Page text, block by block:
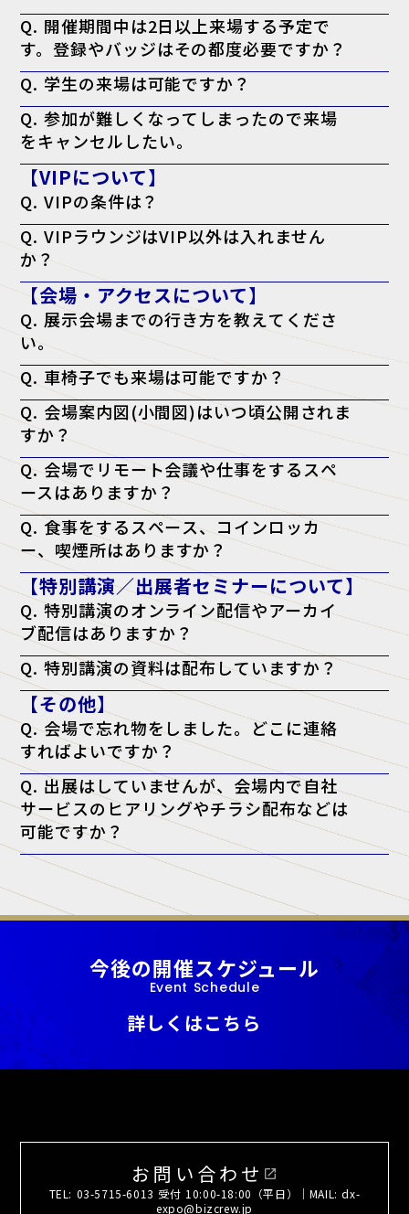
いたします。
Q. 開催期間中は2日以上来場する予定で
す。登録やバッジはその都度必要ですか？
て何度でもご入場いただけます。
Q. 学生の来場は可能ですか？
中の方や、業界への就職をご検討中の学生の方はご来場いただけます。
Q. 参加が難しくなってしまったので来場
をキャンセルしたい。
て結構です。
【VIPについて】
Q. VIPの条件は？
ている方が対象となります。
Q. VIPラウンジはVIP以外は入れません
か？
A. はい。ただし、VIPの同行者の方はご一緒に利用される場合のみ可能
です。
【会場・アクセスについて】
Q. 展示会場までの行き方を教えてくださ
い。
A. アクセスページよりご確認ください。
アクセスページはこちら
Q. 車椅子でも来場は可能ですか？
A. はい、可能です。会場内はバリアフリー対応となっております。
Q. 会場案内図(小間図)はいつ頃公開されま
すか？
A. 開催日の前週に、公式サイトにて公開予定です。
Q. 会場でリモート会議や仕事をするスペ
ースはありますか？
A. はい。会場内に無料の「テレワークラウンジ」をご用意しておりま
すので、そちらをご利用ください。
Q. 食事をするスペース、コインロッカ
ー、喫煙所はありますか？
A. はい。会場となる施設内に、飲食店・コンビニ・コインロッカー・
喫煙所がございます。詳しくは会場施設のウェブサイトをご確認くださ
い。【特別講演／出展者セミナーについて】
Q. 特別講演のオンライン配信やアーカイ
ブ配信はありますか？
A. 申し訳ございませんが、配信は行っておりません。当日、現地会場
でのご聴講のみとなります。
Q. 特別講演の資料は配布していますか？
A. 原則として資料配布は行っておりません。ただし、チケットに「資
料配布対象」と記載がある講演に限り、アンケート回答者へ配布いたし
ます。（※講師の都合により配布できない場合もございます）
【その他】
Q. 会場で忘れ物をしました。どこに連絡
すればよいですか？
A. 忘れ物に関しては、会場となった施設へ直接お問い合わせをお願い
いたします。
Q. 出展はしていませんが、会場内で自社
サービスのヒアリングやチラシ配布などは
可能ですか？
A. 当展示会では、正規出展者様以外の許可のない営業・宣伝活動を一
切禁止しております。
今後の開催スケジュール
Event Schedule
詳しくはこちら
お問い合わせ open_in_new
TEL: 03-5715-6013 受付 10:00-18:00（平日）｜MAIL: dx-
expo@bizcrew.jp